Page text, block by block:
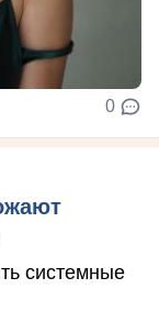
0
системные